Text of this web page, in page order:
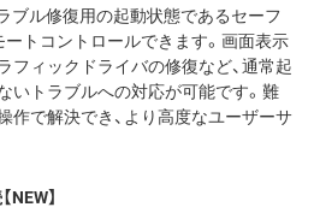
ブル修復用の起動状態であるセーフ
ートコントロールできます。画面表示
フィックドライバの修復など、通常起
いトラブルへの対応が可能です。難
作で解決でき、より高度なユーザーサ
【NEW】